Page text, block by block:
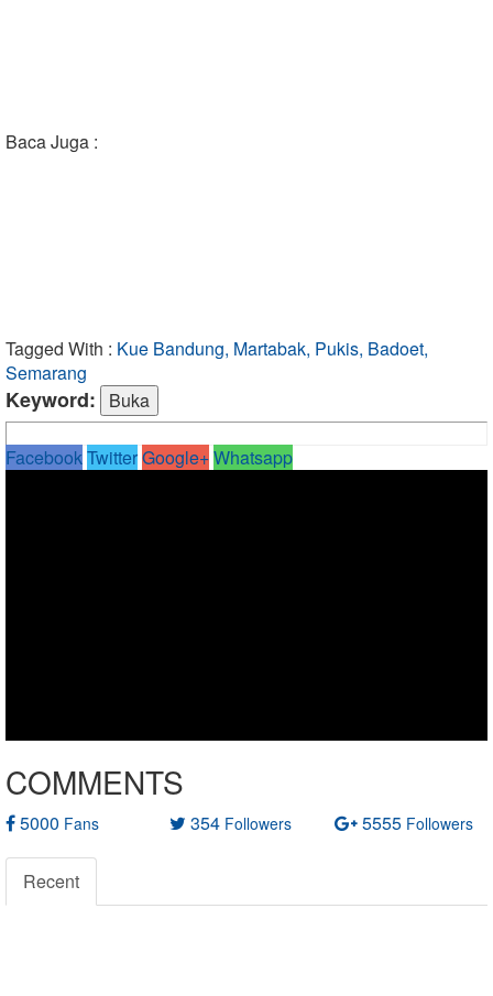
Baca Juga :
Tagged With : Kue Bandung, Martabak, Pukis, Badoet,
Semarang
Keyword:
Facebook TwitterGoogle+Whatsapp
COMMENTS
5000 Fans 354 Followers 5555 Followers
Recent